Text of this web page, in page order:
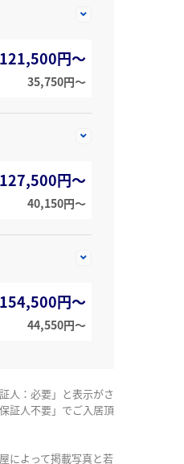
121,500円～
35,750円〜
127,500円～
40,150円〜
154,500円～
44,550円〜
人：必要」と表示がさ
証人不要」でご入居頂
によって掲載写真と若